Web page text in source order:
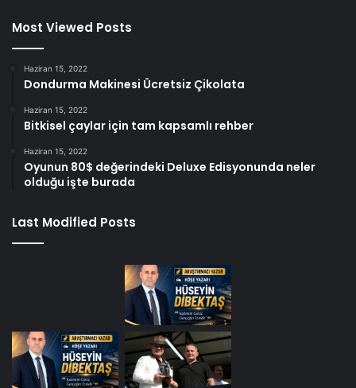
Most Viewed Posts
Haziran 15, 2022
Dondurma Makinesi Ücretsiz Çikolata
Haziran 15, 2022
Bitkisel çaylar için tam kapsamlı rehber
Haziran 15, 2022
Oyunun 80$ değerindeki Deluxe Edisyonunda neler
olduğu işte burada
Last Modified Posts